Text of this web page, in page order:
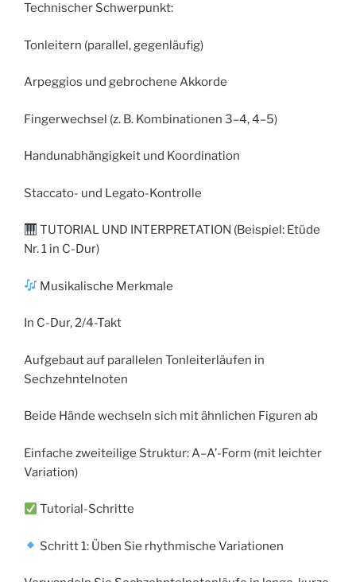
Technischer Schwerpunkt:
Tonleitern (parallel, gegenläufig)
Arpeggios und gebrochene Akkorde
Fingerwechsel (z. B. Kombinationen 3–4, 4–5)
Handunabhängigkeit und Koordination
Staccato- und Legato-Kontrolle
TUTORIAL UND INTERPRETATION (Beispiel: Etüde
Nr. 1 in C-Dur)
Musikalische Merkmale
In C-Dur, 2/4-Takt
Aufgebaut auf parallelen Tonleiterläufen in
Sechzehntelnoten
Beide Hände wechseln sich mit ähnlichen Figuren ab
Einfache zweiteilige Struktur: A–A’-Form (mit leichter
Variation)
Tutorial-Schritte
Schritt 1: Üben Sie rhythmische Variationen